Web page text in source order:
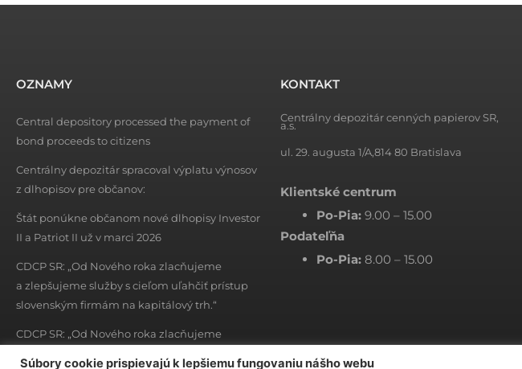
OZNAMY
Central depository processed the payment of
bond proceeds to citizens
Centrálny depozitár spracoval výplatu výnosov
z dlhopisov pre občanov:
Štát ponúkne občanom nové dlhopisy Investor
II a Patriot II už v marci 2026
CDCP SR: „Od Nového roka zlacňujeme
a zlepšujeme služby s cieľom uľahčiť prístup
slovenským firmám na kapitálový trh.“
CDCP SR: „Od Nového roka zlacňujeme
KONTAKT
Centrálny depozitár cenných papierov SR,
a.s.
ul. 29. augusta 1/A,814 80 Bratislava
Klientské centrum
Po-Pia: 9.00 – 15.00
Podateľňa
Po-Pia:8.00 – 15.00
Súbory cookie prispievajú k lepšiemu fungovaniu nášho webu